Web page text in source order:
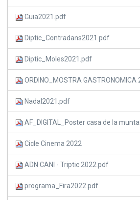
Guia2021.pdf
Diptic_Contradans2021.pdf
Diptic_Moles2021.pdf
ORDINO_MOSTRA
Nadal2021.pdf
AF_DIGITAL_Poster casa de la
Cicle Cinema 2022
ADN CANI - Triptic 2022.pdf
programa_Fira2022.pdf